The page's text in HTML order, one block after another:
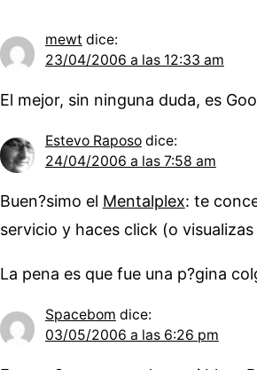
mewt dice:
23/04/2006 a las 12:33 am
El mejor, sin ninguna duda, es
Estevo Raposo dice:
24/04/2006 a las 7:58 am
Buen?simo el Mentalplex: te
servicio y haces click (o
La pena es que fue una p?gina
Spacebom dice:
03/05/2006 a las 6:26 pm